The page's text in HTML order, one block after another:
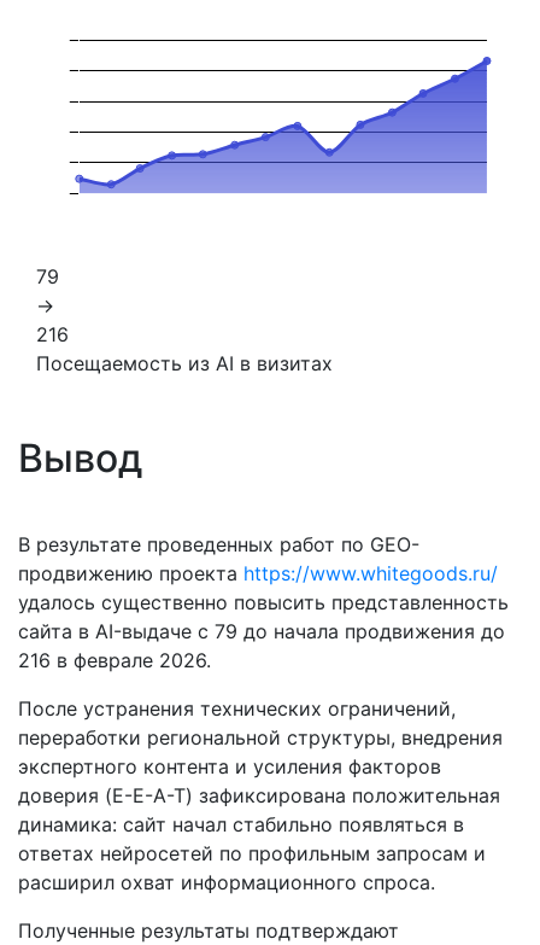
79
→
216
Посещаемость из AI в визитах
Вывод
В результате проведенных работ по GEO-
продвижению проекта https://www.whitegoods.ru/
удалось существенно повысить представленность
сайта в AI-выдаче с 79 до начала продвижения до
216 в феврале 2026.
После устранения технических ограничений,
переработки региональной структуры, внедрения
экспертного контента и усиления факторов
доверия (E-E-A-T) зафиксирована положительная
динамика: сайт начал стабильно появляться в
ответах нейросетей по профильным запросам и
расширил охват информационного спроса.
Полученные результаты подтверждают